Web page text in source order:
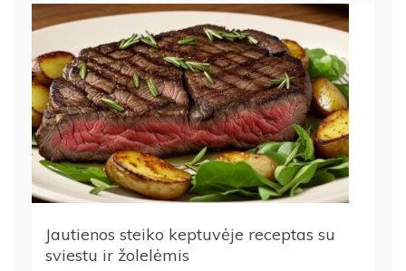
Jautienos steiko keptuvėje receptas su
sviestu ir žolelėmis